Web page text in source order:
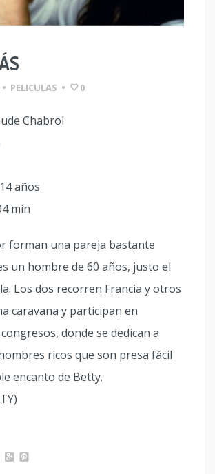
• PELICULAS • 0
Chabrol
años
min
forman una pareja bastante
un hombre de 60 años, justo el
Los dos recorren Francia y otros
caravana y participan en
donde se dedican a
ricos que son presa fácil
encanto de Betty.